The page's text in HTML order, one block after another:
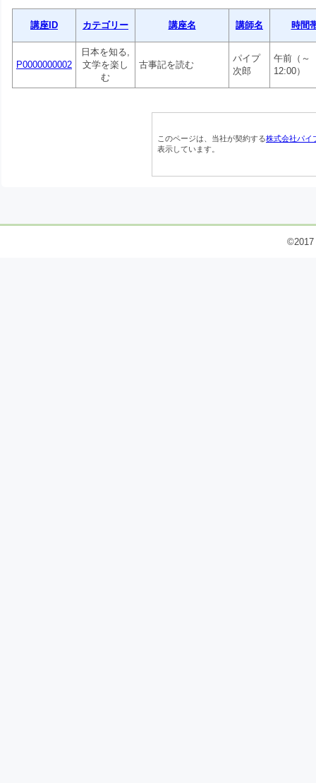
講座ID カテゴリー 講座名 講師名 時間
P0000000002
日本を知る,
文学を楽し
む
古事記を読む
パイプ
次郎
午前（～
12:00）
このページは、当社が契約する株式会社パイ
表示しています。
©2017